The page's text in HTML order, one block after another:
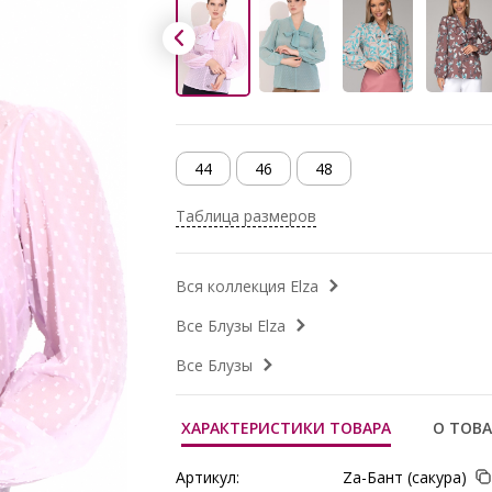
44 46 48
Таблица размеров
Вся коллекция Elza
Все Блузы Elza
Все Блузы
ХАРАКТЕРИСТИКИ ТОВАРА О
Артикул:
Za-Бант (сакура)